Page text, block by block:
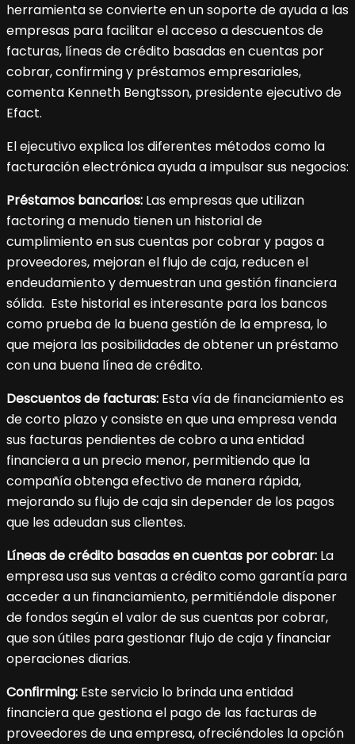
herramienta se convierte en un soporte de ayuda a las
empresas para facilitar el acceso a descuentos de
facturas, líneas de crédito basadas en cuentas por
cobrar, confirming y préstamos empresariales,
comenta Kenneth Bengtsson, presidente ejecutivo de
Efact.
El ejecutivo explica los diferentes métodos como la
facturación electrónica ayuda a impulsar sus negocios:
Préstamos bancarios: Las empresas que utilizan
factoring a menudo tienen un historial de
cumplimiento en sus cuentas por cobrar y pagos a
proveedores, mejoran el flujo de caja, reducen el
endeudamiento y demuestran una gestión financiera
sólida. Este historial es interesante para los bancos
como prueba de la buena gestión de la empresa, lo
que mejora las posibilidades de obtener un préstamo
con una buena línea de crédito.
Descuentos de facturas: Esta vía de financiamiento es
de corto plazo y consiste en que una empresa venda
sus facturas pendientes de cobro a una entidad
financiera a un precio menor, permitiendo que la
compañía obtenga efectivo de manera rápida,
mejorando su flujo de caja sin depender de los pagos
que les adeudan sus clientes.
Líneas de crédito basadas en cuentas por cobrar: La
empresa usa sus ventas a crédito como garantía para
acceder a un financiamiento, permitiéndole disponer
de fondos según el valor de sus cuentas por cobrar,
que son útiles para gestionar flujo de caja y financiar
operaciones diarias.
Confirming: Este servicio lo brinda una entidad
financiera que gestiona el pago de las facturas de
proveedores de una empresa, ofreciéndoles la opción